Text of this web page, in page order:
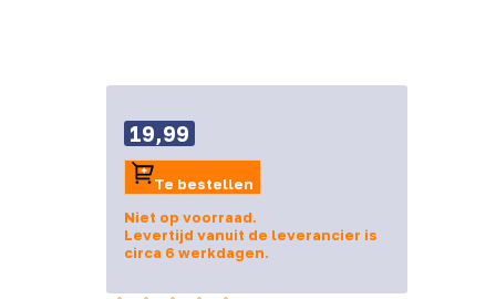
19,99
Te bestellen
Niet op voorraad.
Levertijd vanuit de leverancier is
circa 6 werkdagen.